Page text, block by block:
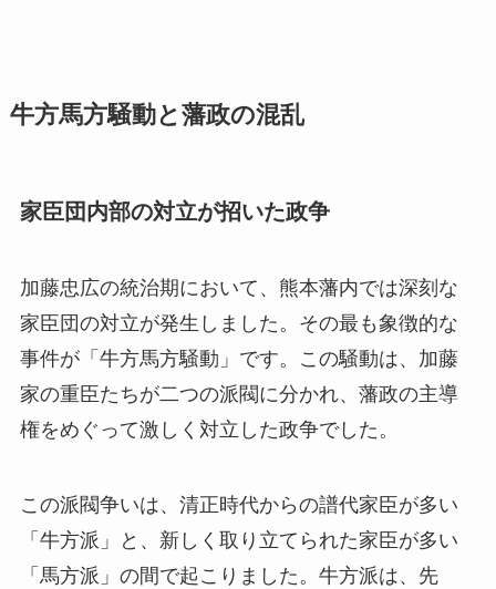
牛方馬方騒動と藩政の混乱
家臣団内部の対立が招いた政争
加藤忠広の統治期において、熊本藩内では深刻な
家臣団の対立が発生しました。その最も象徴的な
事件が「牛方馬方騒動」です。この騒動は、加藤
家の重臣たちが二つの派閥に分かれ、藩政の主導
権をめぐって激しく対立した政争でした。
この派閥争いは、清正時代からの譜代家臣が多い
「牛方派」と、新しく取り立てられた家臣が多い
「馬方派」の間で起こりました。牛方派は、先